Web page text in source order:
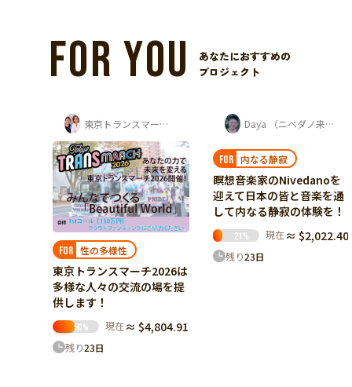
FOR YOU
あなたにおすすめの
プロジェクト
Daya （ニベダノ来日実行委員会 発起人）
FOR 内なる静寂
瞑想音楽家のNivedanoを
迎えて日本の皆と音楽を通
して内なる静寂の体験を！
現在≈ $2,022.40
残り23日
沖縄と私たち
FOR 日本の未来
沖縄にある問題をジブンゴ
トに。若者が学び、考え、
伝えるスタディツアーへ
20 % 現在 ≈ $1,965.52
残り7日